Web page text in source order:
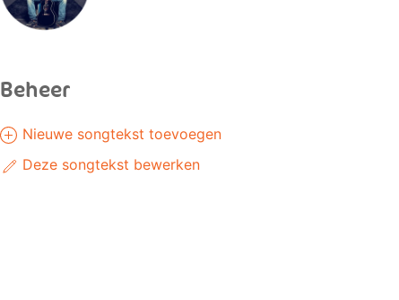
Beheer
Nieuwe songtekst toevoegen
Deze songtekst bewerken